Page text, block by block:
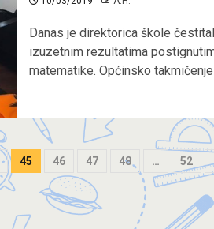
Danas je direktorica škole
izuzetnim rezultatima
matematike. Općinsko takmičenje
45 46 47 48 … 52